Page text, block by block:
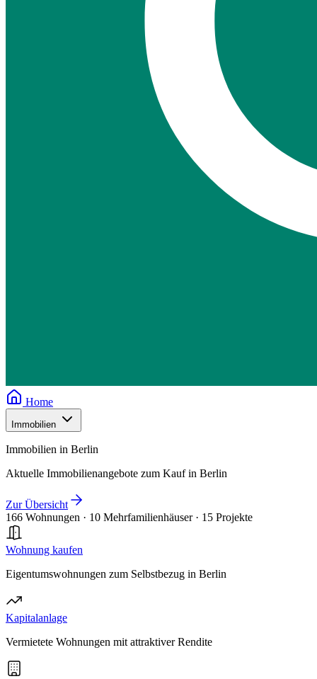
Home
Immobilien
Immobilien in Berlin
Aktuelle Immobilienangebote zum Kauf in Berlin
Zur Übersicht
166 Wohnungen · 10 Mehrfamilienhäuser · 15 Projekte
Wohnung kaufen
Eigentumswohnungen zum Selbstbezug in Berlin
Kapitalanlage
Vermietete Wohnungen mit attraktiver Rendite